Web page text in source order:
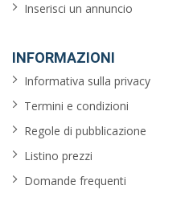
Inserisci un annuncio
INFORMAZIONI
Informativa sulla privacy
Termini e condizioni
Regole di pubblicazione
Listino prezzi
Domande frequenti